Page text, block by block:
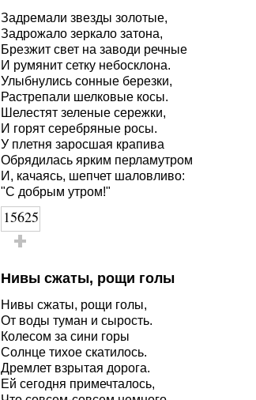
Задремали звезды золотые,
Задрожало зеркало затона,
Брезжит свет на заводи речные
И румянит сетку небосклона.
Улыбнулись сонные березки,
Растрепали шелковые косы.
Шелестят зеленые сережки,
И горят серебряные росы.
У плетня заросшая крапива
Обрядилась ярким перламутром
И, качаясь, шепчет шаловливо:
"С добрым утром!"
15625
Нивы сжаты, рощи голы
Нивы сжаты, рощи голы,
От воды туман и сырость.
Колесом за сини горы
Солнце тихое скатилось.
Дремлет взрытая дорога.
Ей сегодня примечталось,